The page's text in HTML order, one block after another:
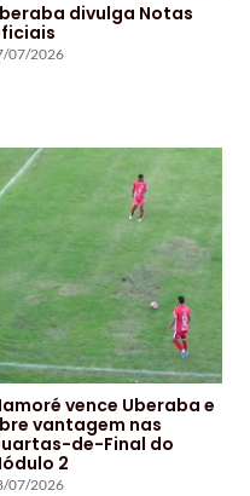
divulga Notas
07/2026
vence Uberaba e
vantagem nas
de-Final do
2
07/2026